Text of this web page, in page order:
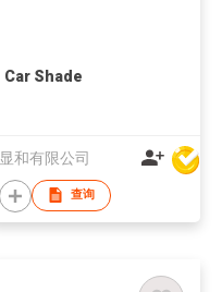
Car Shade
显和有限公司
查询